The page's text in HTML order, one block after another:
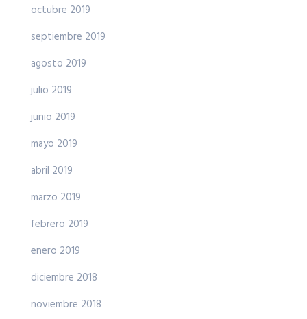
octubre 2019
septiembre 2019
agosto 2019
julio 2019
junio 2019
mayo 2019
abril 2019
marzo 2019
febrero 2019
enero 2019
diciembre 2018
noviembre 2018